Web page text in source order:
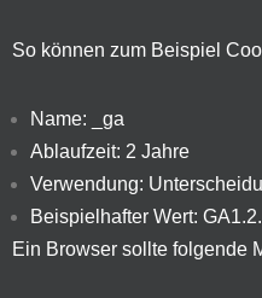
So können zum Beispiel
Name: _ga
Ablaufzeit: 2 Jahre
Verwendung:
Beispielhafter Wert:
Ein Browser sollte folgende